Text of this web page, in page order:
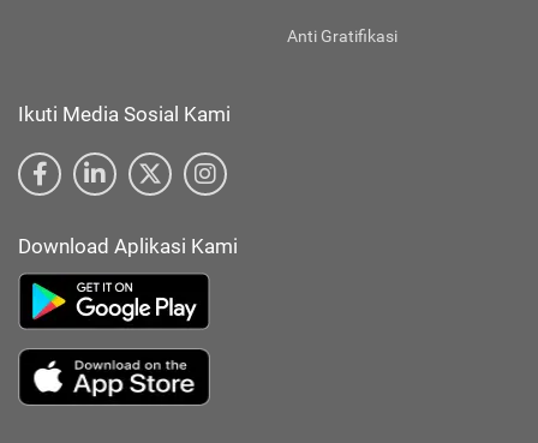
Anti Gratifikasi
Ikuti Media Sosial Kami
Download Aplikasi Kami